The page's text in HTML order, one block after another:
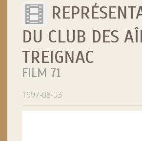
DU CLUB DES
TREIGNAC
FILM 71
1997-08-03